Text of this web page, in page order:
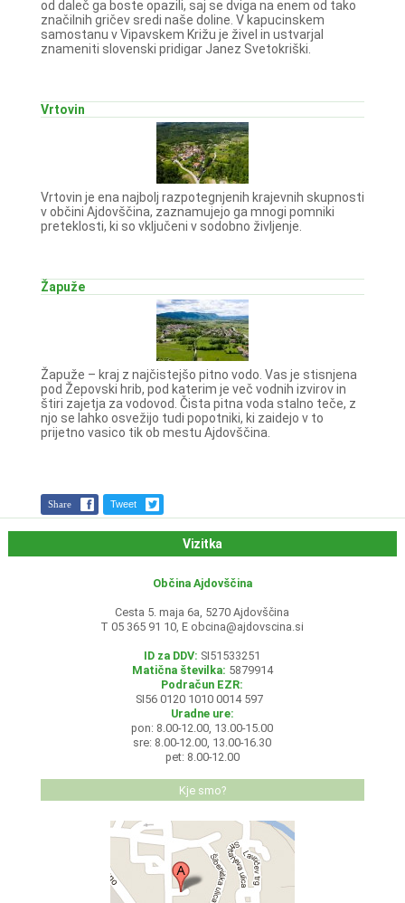
od daleč ga boste opazili, saj se dviga na enem od tako
značilnih gričev sredi naše doline. V kapucinskem
samostanu v Vipavskem Križu je živel in ustvarjal
znameniti slovenski pridigar Janez Svetokriški.
Vrtovin
Vrtovin je ena najbolj razpotegnjenih krajevnih skupnosti
v občini Ajdovščina, zaznamujejo ga mnogi pomniki
preteklosti, ki so vključeni v sodobno življenje.
Žapuže
Žapuže – kraj z najčistejšo pitno vodo. Vas je stisnjena
pod Žepovski hrib, pod katerim je več vodnih izvirov in
štiri zajetja za vodovod. Čista pitna voda stalno teče, z
njo se lahko osvežijo tudi popotniki, ki zaidejo v to
prijetno vasico tik ob mestu Ajdovščina.
Share Tweet
Vizitka
Občina Ajdovščina
Cesta 5. maja 6a, 5270 Ajdovščina
T 05 365 91 10, E obcina@ajdovscina.si
ID za DDV: SI51533251
Matična številka: 5879914
Podračun EZR:
SI56 0120 1010 0014 597
Uradne ure:
pon: 8.00-12.00, 13.00-15.00
sre: 8.00-12.00, 13.00-16.30
pet: 8.00-12.00
Kje smo?